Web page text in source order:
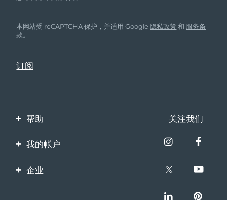
本网站受 reCAPTCHA 保护，并适用 Google隐私政策 和 服务条
款。
帮助
联系我们
保修与退换货
关注我们
我的帐户
产品注册
企业